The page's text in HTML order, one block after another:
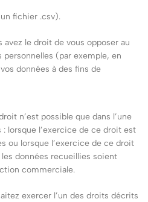
fichier .csv).
avez le droit de vous opposer au
(par exemple, en
données à des fins de
n’est possible que dans l’une
lorsque l’exercice de ce droit est
ou lorsque l’exercice de ce droit
données recueillies soient
commerciale.
exercer l’un des droits décrits